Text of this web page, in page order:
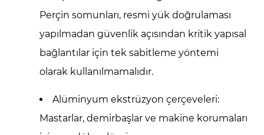
Perçin somunları, resmi yük doğrulaması
yapılmadan güvenlik açısından kritik yapısal
bağlantılar için tek sabitleme yöntemi
olarak kullanılmamalıdır.
Alüminyum ekstrüzyon çerçeveleri:
Mastarlar, demirbaşlar ve makine korumaları